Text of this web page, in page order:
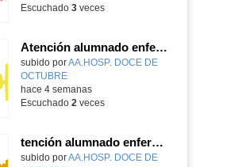
Escuchado 3veces
Atención alumnado enfermo. Aula dentro del hospital. Rosa María Poza Hervás
Contenido educativo.
subido porAA.HOSP. DOCE DE
OCTUBRE-
hace 4 semanas
Escuchado 2 veces
tención alumnado enfermo. Hospitalización Psiquiátrica. María del Carmen Sanz Segura
Contenido educativo.
subido porAA.HOSP. DOCE DE